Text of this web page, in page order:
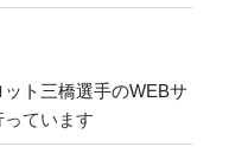
ト三橋選手のWEBサ
ています